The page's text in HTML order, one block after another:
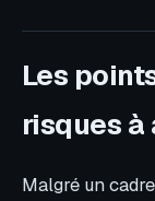
Les
risques
Malgré un